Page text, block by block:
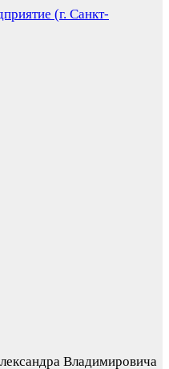
(г. Санкт-